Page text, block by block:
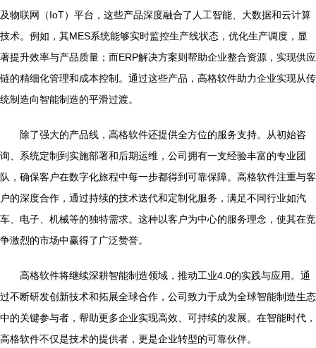
及物联网（IoT）平台，这些产品深度融合了人工智能、大数据和云计算
技术。例如，其MES系统能够实时监控生产线状态，优化生产调度，显
著提升效率与产品质量；而ERP解决方案则帮助企业整合资源，实现供应
链的精细化管理和成本控制。通过这些产品，高格软件助力企业实现从传
统制造向智能制造的平滑过渡。
除了强大的产品线，高格软件还提供全方位的服务支持。从初始咨
询、系统定制到实施部署和后期运维，公司拥有一支经验丰富的专业团
队，确保客户在数字化旅程中每一步都得到可靠保障。高格软件注重与客
户的深度合作，通过持续的技术迭代和定制化服务，满足不同行业如汽
车、电子、机械等的独特需求。这种以客户为中心的服务理念，使其在竞
争激烈的市场中赢得了广泛赞誉。
高格软件将继续深耕智能制造领域，推动工业4.0的实践与应用。通
过不断研发创新技术和拓展全球合作，公司致力于成为全球智能制造生态
中的关键参与者，帮助更多企业实现高效、可持续的发展。在智能时代，
高格软件不仅是技术的提供者，更是企业转型的可靠伙伴。